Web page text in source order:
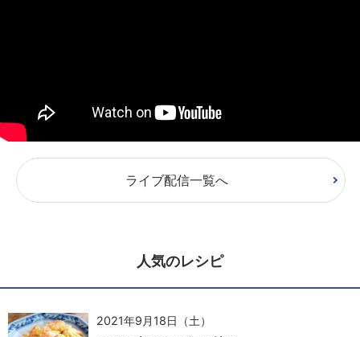
ライブ配信一覧へ
人気のレシピ
2021年9月18日（土）